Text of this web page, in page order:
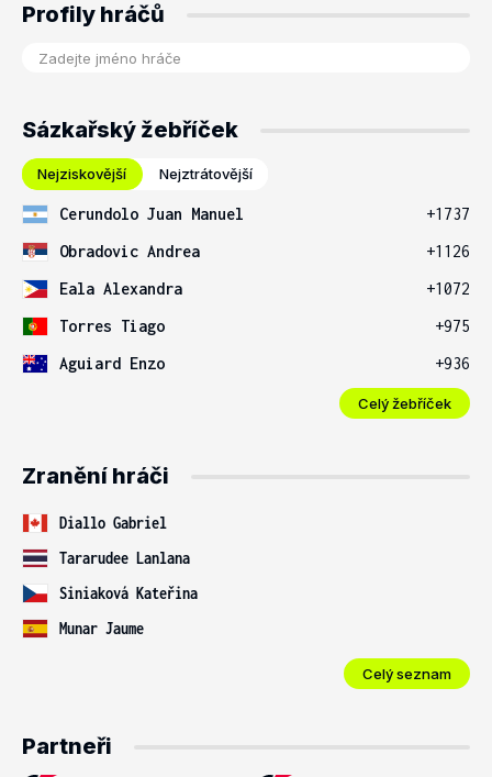
Profily hráčů
Sázkařský žebříček
Nejziskovější Nejztrátovější
Cerundolo Juan Manuel
+1737
Obradovic Andrea
+1126
Eala Alexandra
+1072
Torres Tiago
+975
Aguiard Enzo
+936
Celý žebříček
Zranění hráči
Diallo Gabriel
Tararudee Lanlana
Siniaková Kateřina
Munar Jaume
Celý seznam
Partneři